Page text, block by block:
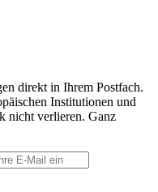
direkt in Ihrem Postfach.
Institutionen und
nicht verlieren. Ganz